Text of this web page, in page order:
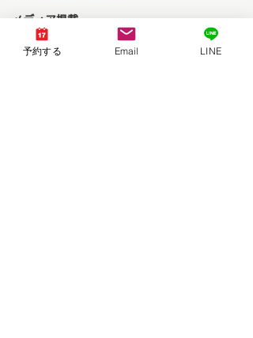
メディア掲載
イベント出演
その他のメニューはこちらから↓
https://www.brandnewday-
予約する Email LINE